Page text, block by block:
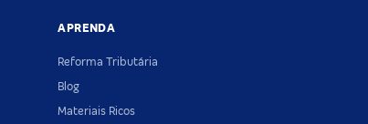
APRENDA
Reforma Tributária
Blog
Materiais Ricos